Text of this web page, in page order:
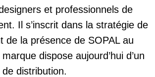
et professionnels de
Il s’inscrit dans la stratégie de
de la présence de SOPAL au
dispose aujourd’hui d’un
distribution.